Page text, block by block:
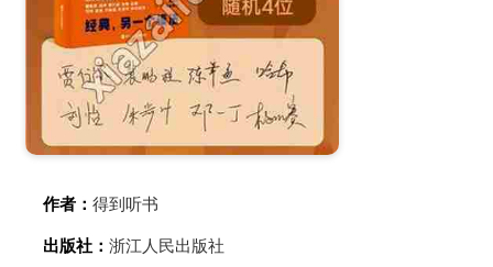
作者： 得到听书
出版社： 浙江人民出版社